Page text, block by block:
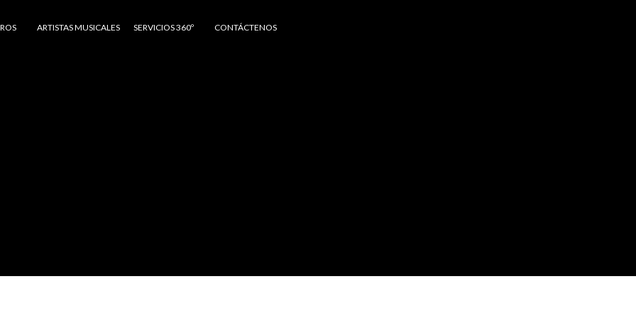
ARTISTAS MUSICALES SERVICIOS 360º CONTÁCTENOS